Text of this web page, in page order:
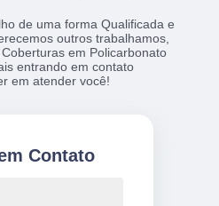
de uma forma Qualificada e
outros trabalhamos,
em Policarbonato
entrando em contato
em atender você!
Contato